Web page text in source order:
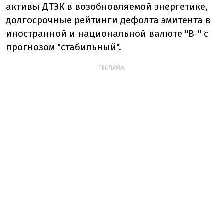
активы ДТЭК в возобновляемой энергетике,
долгосрочные рейтинги дефолта эмитента в
иностранной и национальной валюте "B-" с
прогнозом "стабильный".
РЕКЛАМА: